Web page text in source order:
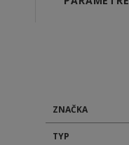
ZNAČKA
TYP